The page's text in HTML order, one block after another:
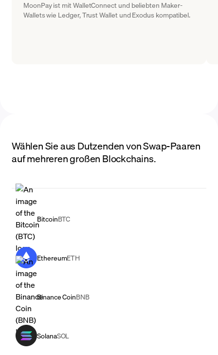
MoonPay ist mit WalletConnect und beliebten Maker-
Wallets wie Ledger, Trust Wallet und Exodus kompatibel.
Wählen Sie aus Dutzenden von Swap-Paaren
auf mehreren großen Blockchains.
BitcoinBTC
EthereumETH
Binance CoinBNB
SolanaSOL